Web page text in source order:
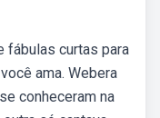
fábulas curtas para
ama. Webera
conheceram na